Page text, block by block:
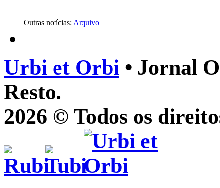
Outras notícias: Arquivo
Urbi et Orbi • Jornal
Resto.
2026 © Todos os